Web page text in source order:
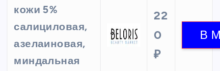
кожи 5%
салициловая,
азелаиновая,
миндальная
22
0
₽